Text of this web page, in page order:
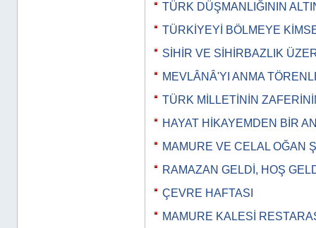
TÜRK DÜŞMANLIĞININ
TÜRKİYEYİ BÖLMEYE
SİHİR VE SİHİRBAZLIK
MEVLÂNÂ'YI ANMA
TÜRK MİLLETİNİN
HAYAT HİKAYEMDEN BİR
MAMURE VE CELAL OĞAN
RAMAZAN GELDİ, HOŞ
ÇEVRE HAFTASI
MAMURE KALESİ